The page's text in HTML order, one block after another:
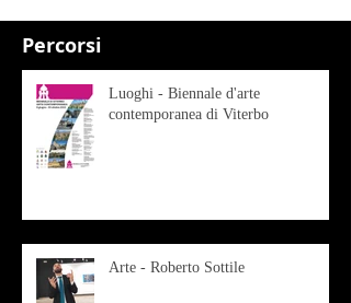
Percorsi
Luoghi - Biennale d'arte
contemporanea di Viterbo
Arte - Roberto Sottile